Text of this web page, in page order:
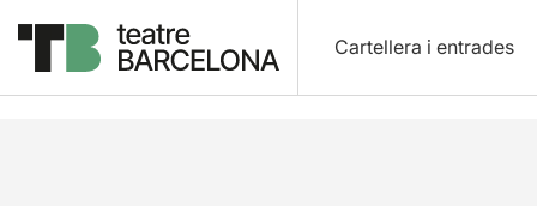
Cartellera i entrades